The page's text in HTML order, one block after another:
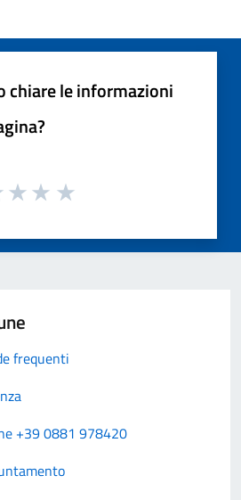
chiare le informazioni
frequenti
+39 0881 978420